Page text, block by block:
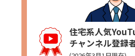
住宅系人気
チャンネル登録